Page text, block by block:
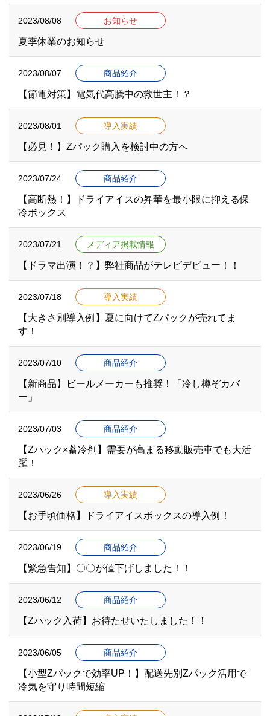
2023/08/08 お知らせ
夏季休業のお知らせ
2023/08/07 商品紹介
【節電対策】電気代高騰中の救世主！？
2023/08/01 導入実績
【必見！】Zパック購入を検討中の方へ
2023/07/24 商品紹介
【高断熱！】ドライアイスの昇華を最小限に抑える保
冷ボックス
2023/07/21 メディア掲載情報
【ドラマ出演！？】弊社商品がテレビデビュー！！
2023/07/18 導入実績
【大きさ別導入例】夏に向けてZパックが売れてま
す！
2023/07/10 商品紹介
【新商品】ビールメーカーも推奨！「冷し樽ぞカバ
ー」
2023/07/03 商品紹介
【Zパック×蓄冷剤】需要が高まる移動販売車でも大活
躍！
2023/06/26 導入実績
【お手頃価格】ドライアイスボックスの導入例！
2023/06/19 商品紹介
【緊急告知】〇〇が値下げしました！！
2023/06/12 商品紹介
【Zパック入荷】お待たせいたしました！！
2023/06/05 商品紹介
【小型Zパックで効率UP！】配送先別Zパック活用で
冷気を守り時間短縮